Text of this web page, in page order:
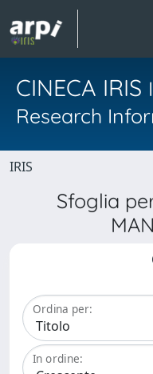
CINECA IRIS
Research
IRIS
Sfoglia
Ordina per:
In ordine: